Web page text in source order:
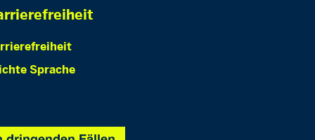
Sprache